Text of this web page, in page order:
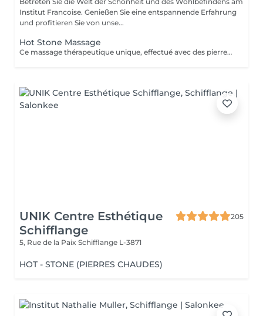
Institut Francoise. Genießen Sie eine entspannende Erfahrung
und profitieren Sie von unse...
Hot Stone Massage
Ce massage thérapeutique unique, effectué avec des pierres de lave, rend un bon équilibre de l'énergie. Son effet est plus profond et dure plus longtemps que celui d'un massage classique.
UNIK Centre Esthétique
Schifflange
205
5, Rue de la Paix Schifflange L-3871
HOT - STONE (PIERRES CHAUDES)